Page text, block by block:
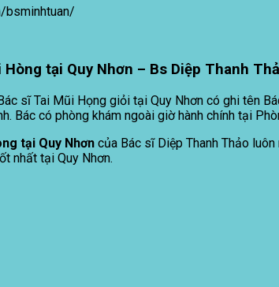
bsminhtuan/
tại Quy Nhơn – Bs Diệp Thanh
sĩ Tai Mũi Họng giỏi tại Quy Nhơn có ghi tên
Bác có phòng khám ngoài giờ hành chính tại
tại Quy Nhơn của Bác sĩ Diệp Thanh Thảo
nhất tại Quy Nhơn.